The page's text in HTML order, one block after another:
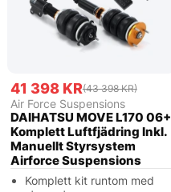
41 398 KR(43 398 KR)
Air Force Suspensions
DAIHATSU MOVE L170 06+
Komplett Luftfjädring Inkl.
Manuellt Styrsystem
Airforce Suspensions
Komplett kit runtom med